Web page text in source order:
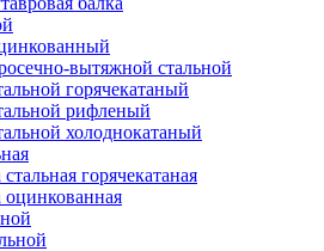
вытяжной стальной
горячекатаный
рифленый
холоднокатаный
горячекатаная
оцинкованная